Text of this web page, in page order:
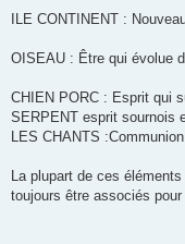
ILE CONTINENT :
OISEAU : Être qui évolue
CHIEN PORC : Esprit qui
SERPENT esprit sournois
LES CHANTS :Communion
La plupart de ces
toujours être associés